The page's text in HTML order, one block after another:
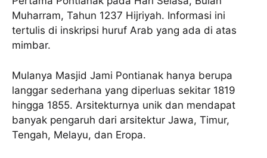
Muharram, Tahun 1237 Hijriyah. Informasi ini
tertulis di inskripsi huruf Arab yang ada di atas
mimbar.
Mulanya Masjid Jami Pontianak hanya berupa
langgar sederhana yang diperluas sekitar 1819
hingga 1855. Arsitekturnya unik dan mendapat
banyak pengaruh dari arsitektur Jawa, Timur,
Tengah, Melayu, dan Eropa.